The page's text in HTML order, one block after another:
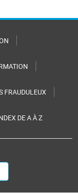
FRAUDULEUX
DE A À Z